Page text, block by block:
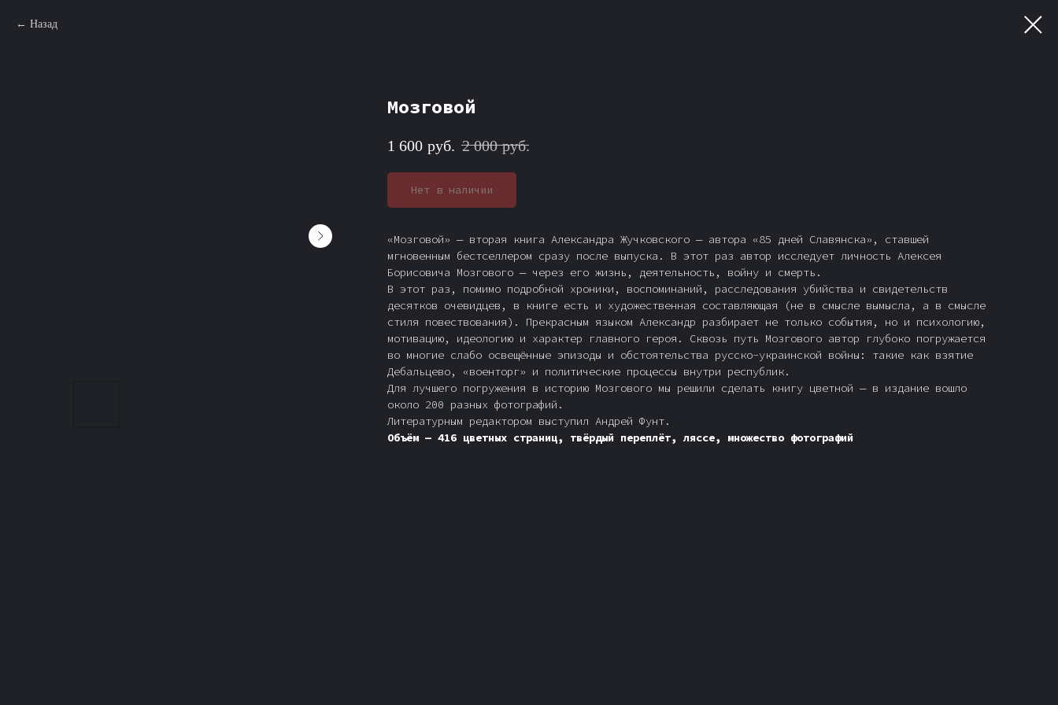
Назад
Мозговой
1 600 руб. 2 000 руб.
Нет в наличии
«Мозговой» — вторая книга Александра Жучковского — автора «85 дней Славянска», ставшей
мгновенным бестселлером сразу после выпуска. В этот раз автор исследует личность Алексея
Борисовича Мозгового — через его жизнь, деятельность, войну и смерть.
В этот раз, помимо подробной хроники, воспоминаний, расследования убийства и свидетельств
десятков очевидцев, в книге есть и художественная составляющая (не в смысле вымысла, а в смысле
стиля повествования). Прекрасным языком Александр разбирает не только события, но и психологию,
мотивацию, идеологию и характер главного героя. Сквозь путь Мозгового автор глубоко погружается
во многие слабо освещённые эпизоды и обстоятельства русско-украинской войны: такие как взятие
Дебальцево, «военторг» и политические процессы внутри республик.
Для лучшего погружения в историю Мозгового мы решили сделать книгу цветной — в издание вошло
около 200 разных фотографий.
Литературным редактором выступил Андрей Фунт.
Объём — 416 цветных страниц, твёрдый переплёт, ляссе, множество фотографий